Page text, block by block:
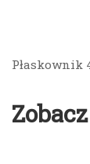
Płaskownik